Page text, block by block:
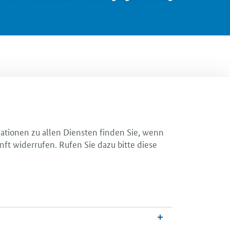
zu allen Diensten finden Sie, wenn
widerrufen. Rufen Sie dazu bitte diese